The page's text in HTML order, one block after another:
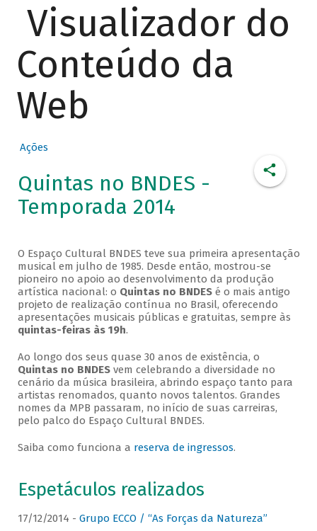
Visualizador do
Conteúdo da
Web
Ações
Quintas no BNDES -
Temporada 2014
O Espaço Cultural BNDES teve sua primeira apresentação
musical em julho de 1985. Desde então, mostrou-se
pioneiro no apoio ao desenvolvimento da produção
artística nacional: o Quintas no BNDESé o mais antigo
projeto de realização contínua no Brasil, oferecendo
apresentações musicais públicas e gratuitas, sempre às
quintas-feiras às 19h.
Ao longo dos seus quase 30 anos de existência, o
Quintas no BNDESvem celebrando a diversidade no
cenário da música brasileira, abrindo espaço tanto para
artistas renomados, quanto novos talentos. Grandes
nomes da MPB passaram, no início de suas carreiras,
pelo palco do Espaço Cultural BNDES.
Saiba como funciona a reserva de ingressos.
Espetáculos realizados
17/12/2014 - Grupo ECCO / “As Forças da Natureza”